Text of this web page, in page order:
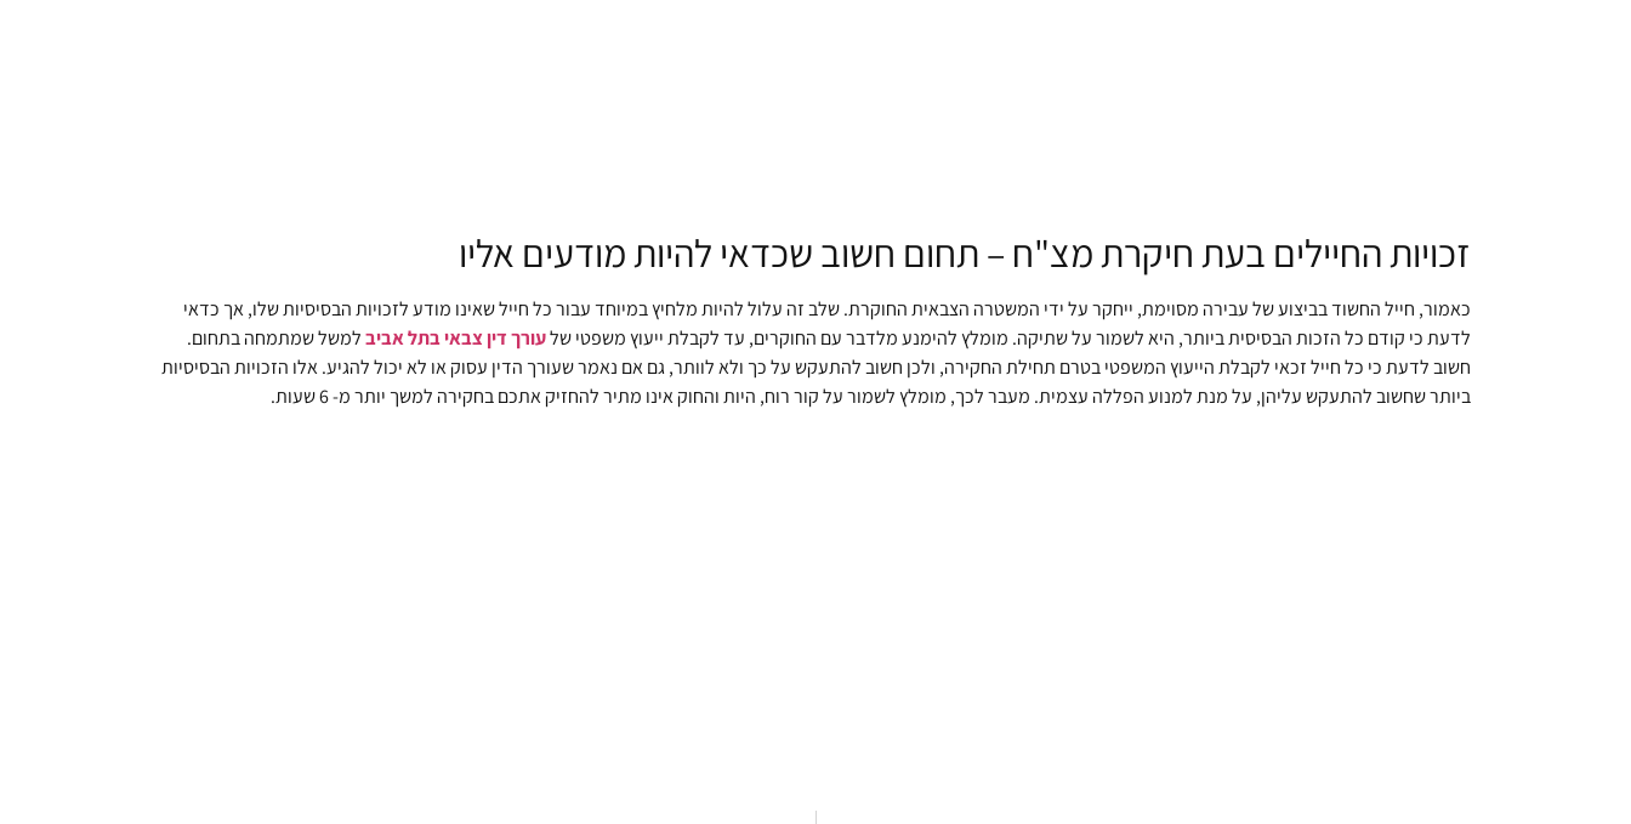
זכויות החיילים בעת חיקרת מצ"ח – תחום חשוב שכדאי להיות מודעים אליו
כאמור, חייל החשוד בביצוע של עבירה מסוימת, ייחקר על ידי המשטרה הצבאית החוקרת. שלב זה עלול להיות מלחיץ במיוחד עבור כל חייל שאינו מודע לזכויות הבסיסיות שלו, אך כדאי
לדעת כי קודם כל הזכות הבסיסית ביותר, היא לשמור על שתיקה. מומלץ להימנע מלדבר עם החוקרים, עד לקבלת ייעוץ משפטי שלעורך דין צבאי בתל אביבלמשל שמתמחה בתחום.
חשוב לדעת כי כל חייל זכאי לקבלת הייעוץ המשפטי בטרם תחילת החקירה, ולכן חשוב להתעקש על כך ולא לוותר, גם אם נאמר שעורך הדין עסוק או לא יכול להגיע. אלו הזכויות הבסיסיות
ביותר שחשוב להתעקש עליהן, על מנת למנוע הפללה עצמית. מעבר לכך, מומלץ לשמור על קור רוח, היות והחוק אינו מתיר להחזיק אתכם בחקירה למשך יותר מ- 6 שעות.